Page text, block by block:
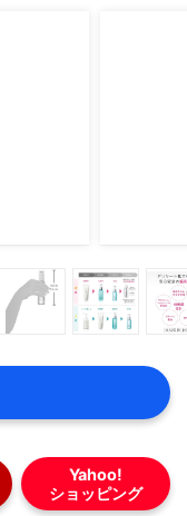
Yahoo!
ショッピング